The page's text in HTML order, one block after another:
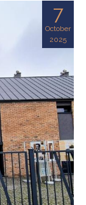
7
October
2025